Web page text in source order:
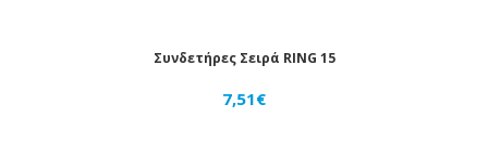
Συνδετήρες Σειρά RING 15
7,51€